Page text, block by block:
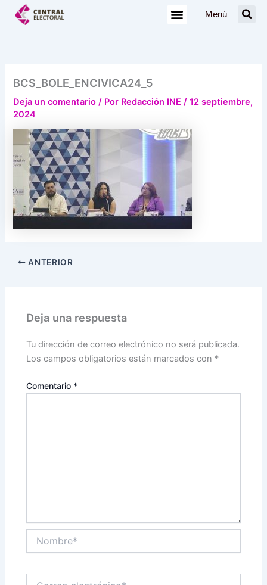
Menú
BCS_BOLE_ENCIVICA24_5
Deja un comentario / Por Redacción INE/12 septiembre,
2024
ANTERIOR
Deja una respuesta
Tu dirección de correo electrónico no será publicada.
Los campos obligatorios están marcados con *
Comentario *